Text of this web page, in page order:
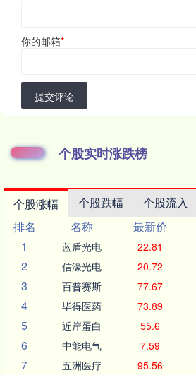
你的邮箱*
提交评论
个股实时涨跌榜
个股涨幅 个股跌幅 个股流入
排名
名称 最新价
1
蓝盾光电 22.81
2 信濠光电 20.72
3 百普赛斯 77.67
4 毕得医药 73.89
5 近岸蛋白 55.6
6 中能电气 7.59
7 五洲医疗 95.56